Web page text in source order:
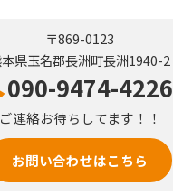
〒869-0123
県玉名郡長洲町長洲1940-2
090-9474-4226
ご連絡お待ちしてます！！
お問い合わせはこちら